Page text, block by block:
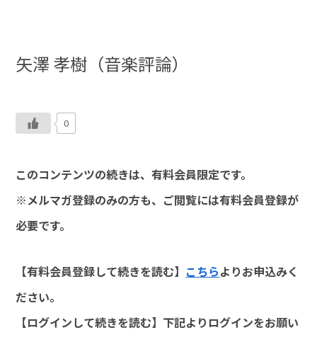
矢澤 孝樹（音楽評論）
0
このコンテンツの続きは、有料会員限定です。
※メルマガ登録のみの方も、ご閲覧には有料会員登録が
必要です。
【有料会員登録して続きを読む】 こちらよりお申込みく
ださい。
【ログインして続きを読む】下記よりログインをお願い